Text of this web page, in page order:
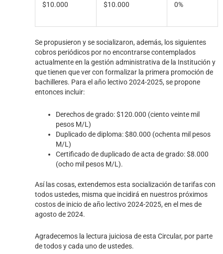
$10.000 $10.000 0%
Se propusieron y se socializaron, además, los siguientes
cobros periódicos por no encontrarse contemplados
actualmente en la gestión administrativa de la Institución y
que tienen que ver con formalizar la primera promoción de
bachilleres. Para el año lectivo 2024-2025, se propone
entonces incluir:
Derechos de grado: $120.000 (ciento veinte mil
pesos M/L)
Duplicado de diploma: $80.000 (ochenta mil pesos
M/L)
Certificado de duplicado de acta de grado: $8.000
(ocho mil pesos M/L).
Así las cosas, extendemos esta socialización de tarifas con
todos ustedes, misma que incidirá en nuestros próximos
costos de inicio de año lectivo 2024-2025, en el mes de
agosto de 2024.
Agradecemos la lectura juiciosa de esta Circular, por parte
de todos y cada uno de ustedes.